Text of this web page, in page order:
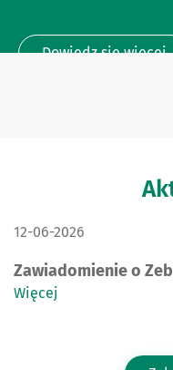
Dowiedz się więcej
DATA PUBLIKACJI:
12-06-2026
Zawiadomienie o
Więcej